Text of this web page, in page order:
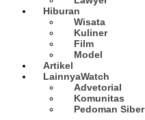
Hiburan
Wisata
Kuliner
Film
Model
Artikel
LainnyaWatch
Advetorial
Komunitas
Pedoman Siber